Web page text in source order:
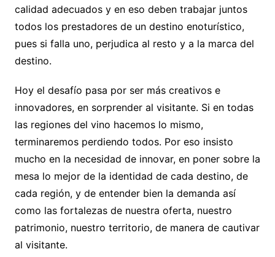
calidad adecuados y en eso deben trabajar juntos
todos los prestadores de un destino enoturístico,
pues si falla uno, perjudica al resto y a la marca del
destino.
Hoy el desafío pasa por ser más creativos e
innovadores, en sorprender al visitante. Si en todas
las regiones del vino hacemos lo mismo,
terminaremos perdiendo todos. Por eso insisto
mucho en la necesidad de innovar, en poner sobre la
mesa lo mejor de la identidad de cada destino, de
cada región, y de entender bien la demanda así
como las fortalezas de nuestra oferta, nuestro
patrimonio, nuestro territorio, de manera de cautivar
al visitante.